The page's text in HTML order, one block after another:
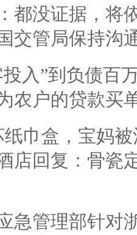
都没证据，将
交管局保持沟
投入”到负债百
农户的贷款买
巾盒，宝妈
店回复：骨瓷
急管理部针对